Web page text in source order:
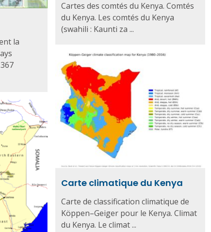
la
Cartes des comtés du Kenya. Comtés
du Kenya. Les comtés du Kenya
(swahili : Kaunti za ...
Carte climatique du Kenya
Carte de classification climatique de
Köppen–Geiger pour le Kenya. Climat
du Kenya. Le climat ...